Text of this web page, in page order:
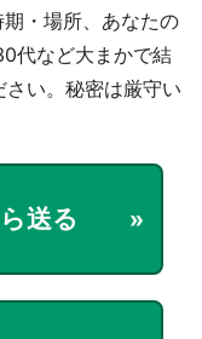
・場所、あなたの
代など大まかで結
い。秘密は厳守い
送る